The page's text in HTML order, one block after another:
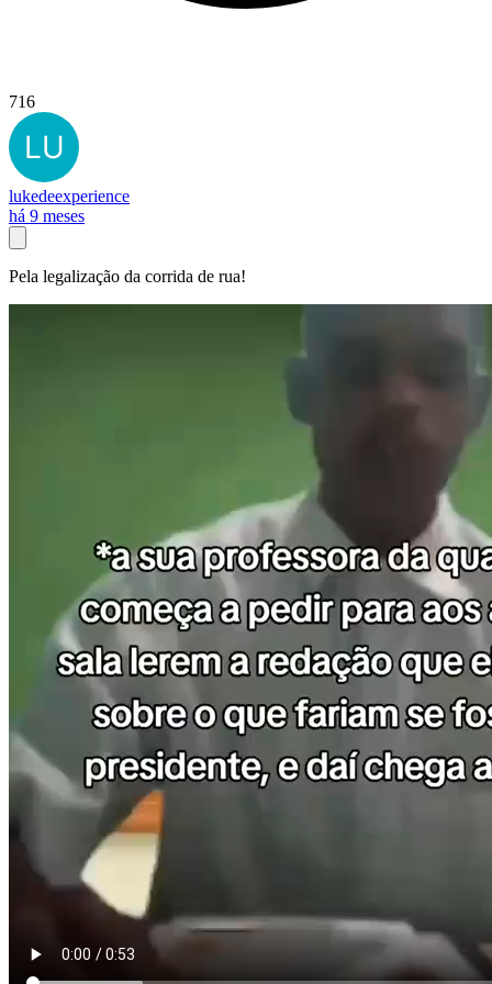
716
lukedeexperience
há 9 meses
Pela legalização da corrida de rua!